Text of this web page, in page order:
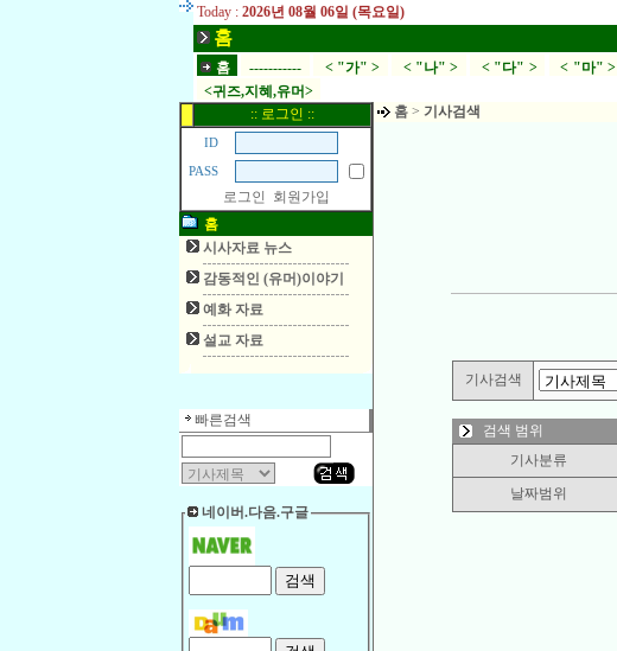
Today : 2026년 08월 06일 (목요일)
홈
홈
----------- < "가" > < "나" > < "다" > < "마" >
<귀즈,지혜,유머>
:: 로그인 ::
ID
PASS
로그인
회원가입
홈
시사자료 뉴스
감동적인 (유머)이야기
예화 자료
설교 자료
빠른검색
네이버.다음.구글
홈 > 기사검색
기사검색
검색 범위
기사분류
날짜범위